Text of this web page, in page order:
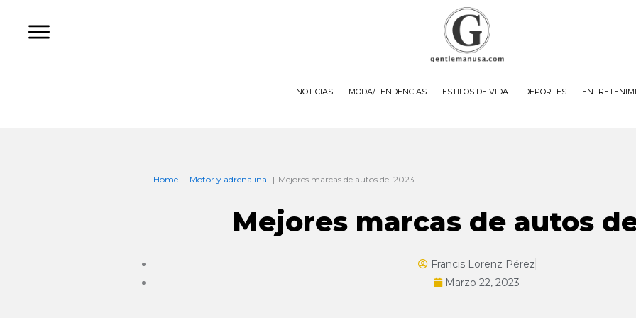
NOTICIAS MODA/TENDENCIAS ESTILOS DE VIDA DEPORTES
Home Motor y adrenalina Mejores marcas de autos del 2023
Mejores marcas de autos
Francis Lorenz Pérez
Marzo 22, 2023